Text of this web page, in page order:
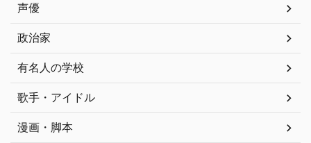
声優
政治家
有名人の学校
歌手・アイドル
漫画・脚本